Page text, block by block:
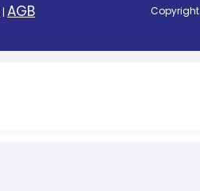
| AGB Copyright